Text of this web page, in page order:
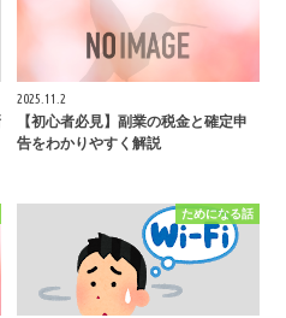
2025.11.2
【初心者必見】副業の税金と確定申
告をわかりやすく解説
ためになる話